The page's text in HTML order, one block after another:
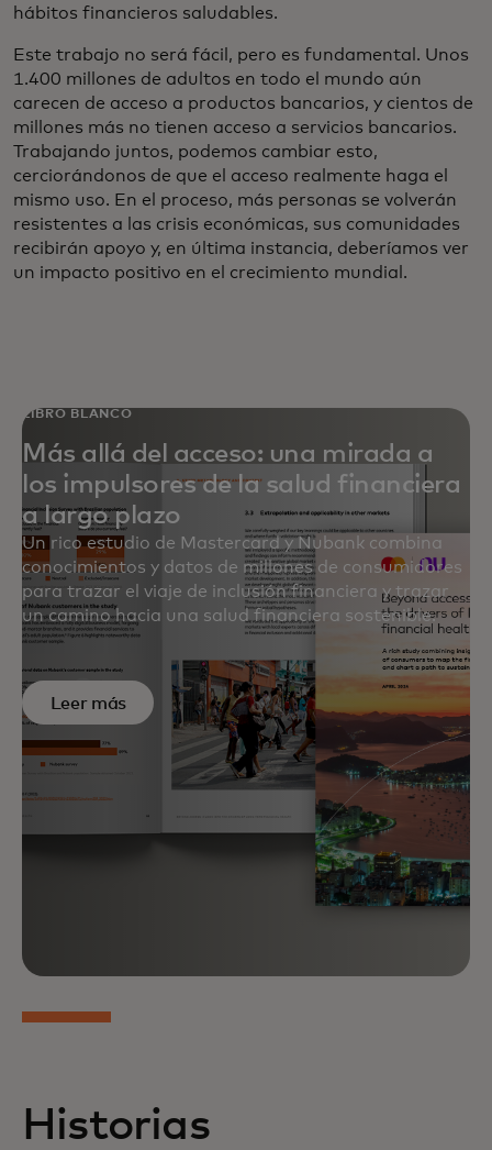
hábitos financieros saludables.
Este trabajo no será fácil, pero es fundamental. Unos
1.400 millones de adultos en todo el mundo aún
carecen de acceso a productos bancarios, y cientos de
millones más no tienen acceso a servicios bancarios.
Trabajando juntos, podemos cambiar esto,
cerciorándonos de que el acceso realmente haga el
mismo uso. En el proceso, más personas se volverán
resistentes a las crisis económicas, sus comunidades
recibirán apoyo y, en última instancia, deberíamos ver
un impacto positivo en el crecimiento mundial.
LIBRO BLANCO
Más allá del acceso: una mirada a
los impulsores de la salud financiera
a largo plazo
Un rico estudio de Mastercard y Nubank combina
conocimientos y datos de millones de consumidores
para trazar el viaje de inclusión financiera y trazar
un camino hacia una salud financiera sostenible.
Leer más
Historias